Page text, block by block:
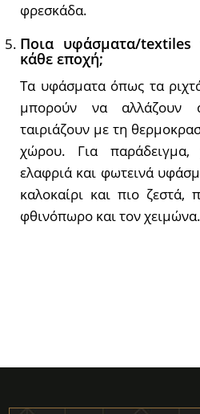
φρεσκάδα.
Ποια υφάσματα/textiles
κάθε εποχή;
Τα υφάσματα όπως τα
μπορούν να
ταιριάζουν με τη
χώρου. Για παράδειγμα,
ελαφριά και φωτεινά
καλοκαίρι και πιο ζεστά,
φθινόπωρο και τον χειμώνα.